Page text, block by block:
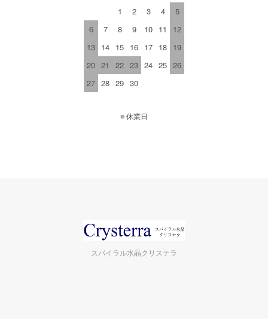
1
2 3 4
5
6
7 8 9 10 11
12
13 14 15 16 17 18 19
20 21 22 23 24 25 26
27 28 29 30
■休業日
スパイラル水晶クリステラ